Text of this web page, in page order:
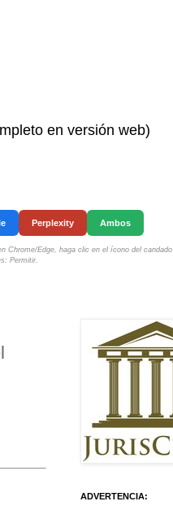
en versión web)
Perplexity Ambos
Chrome/Edge, haga clic en el ícono del candado
Permitir.
ADVERTENCIA: